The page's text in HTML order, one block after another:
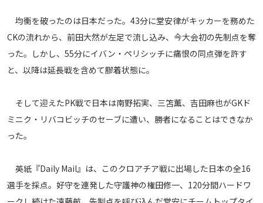
均衡を破ったのは日本だった。43分に堂安律がキッカーを務めた
CKの流れから、前田大然が左足で流し込み、今大会初の先制点を奪
った。しかし、55分にイバン・ペリシッチに痛恨の同点弾を許す
と、以降は延長戦を含めて膠着状態に。
そして迎えたPK戦で日本は南野拓実、三笘薫、吉田麻也がGKド
ミニク・リバコビッチのセーブに遭い、勝者になることはできなか
った。
英紙『Daily Mail』は、このクロアチア戦に出場した日本の全16
選手を採点。好守を連発した守護神の権田修一、120分間ハードワ